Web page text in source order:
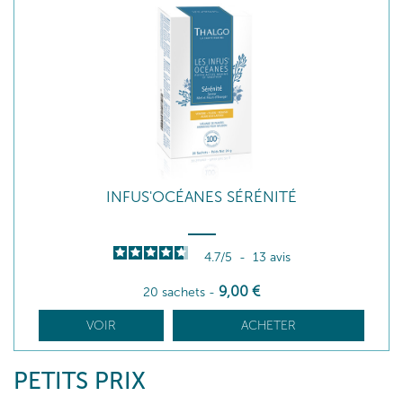
INFUS'OCÉANES SÉRÉNITÉ
4.7/5 - 13 avis
20 sachets - 9,00 €
VOIR ACHETER
PETITS PRIX